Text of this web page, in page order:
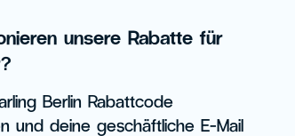
unsere Rabatte für
Berlin Rabattcode
und deine geschäftliche E-Mail